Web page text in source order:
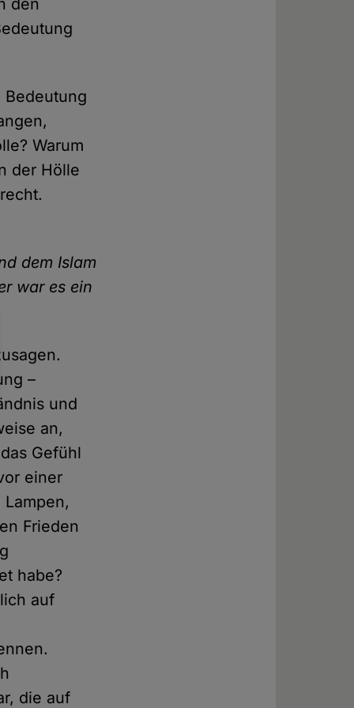
den
Warum
der Hölle
dem Islam
war es ein
–
und
an,
Gefühl
einer
Frieden
habe?
auf
die auf